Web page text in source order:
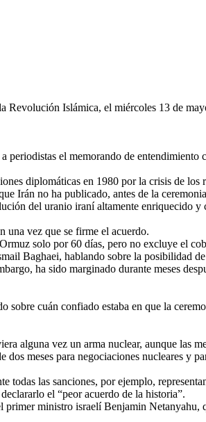
Revolución Islámica, el miércoles 13 de
el memorando de entendimiento
diplomáticas en 1980 por la crisis de los
Irán no ha publicado, antes de la
del uranio iraní altamente enriquecido
una vez que se firme el acuerdo.
solo por 60 días, pero no excluye el
Baghaei, hablando sobre la posibilidad
ha sido marginado durante meses
cuán confiado estaba en que la
alguna vez un arma nuclear, aunque las
meses para negociaciones nucleares y
las sanciones, por ejemplo,
el “peor acuerdo de la historia”.
ministro israelí Benjamin